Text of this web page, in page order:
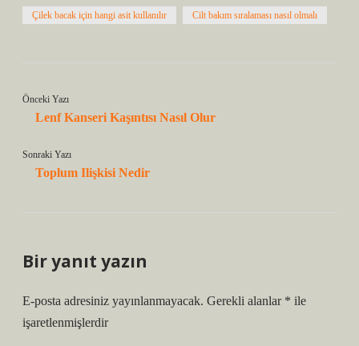
Çilek bacak için hangi asit kullanılır Cilt bakım sıralaması nasıl olmalı
Önceki Yazı
Lenf Kanseri Kaşıntısı Nasıl Olur
Sonraki Yazı
Toplum Ilişkisi Nedir
Bir yanıt yazın
E-posta adresiniz yayınlanmayacak. Gerekli alanlar * ile
işaretlenmişlerdir